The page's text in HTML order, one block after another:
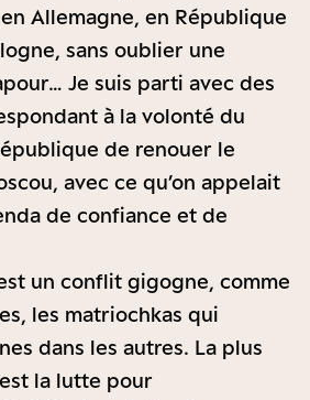
Allemagne, en République
sans oublier une
Je suis parti avec des
à la volonté du
de renouer le
avec ce qu’on appelait
de confiance et de
un conflit gigogne, comme
les matriochkas qui
dans les autres. La plus
la lutte pour